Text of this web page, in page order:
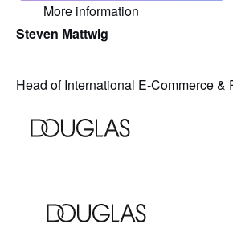
More information
Steven Mattwig
Head of International E-Commerce &